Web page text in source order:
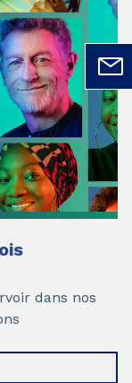
dans nos